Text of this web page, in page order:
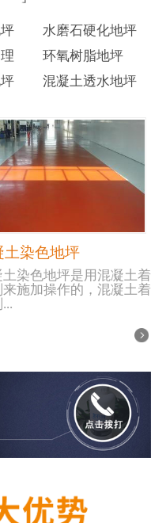
水磨石硬化地坪
环氧树脂地坪
混凝土透水地坪
土染色地坪
土染色地坪是用混凝土着
来施加操作的，混凝土着